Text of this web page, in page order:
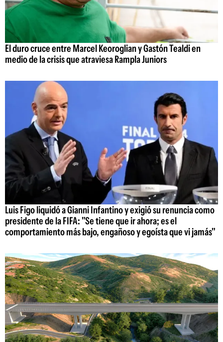
El duro cruce entre Marcel Keoroglian y Gastón Tealdi en
medio de la crisis que atraviesa Rampla Juniors
Luis Figo liquidó a Gianni Infantino y exigió su renuncia como
presidente de la FIFA: "Se tiene que ir ahora; es el
comportamiento más bajo, engañoso y egoísta que vi jamás"